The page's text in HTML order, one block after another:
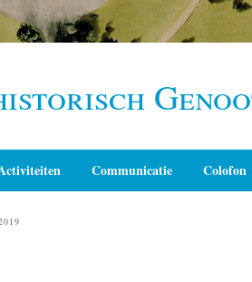
Communicatie Colofon